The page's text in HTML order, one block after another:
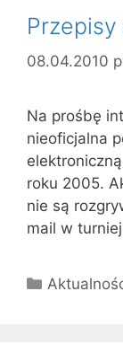
08.04.2010
Na prośbę
nieoficjalna
roku 2005.
nie są
mail w
Kategorie